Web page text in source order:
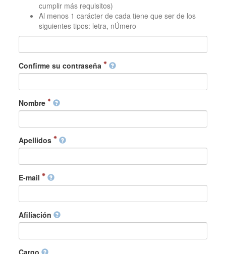
cumplir más requisitos)
Al menos 1 carácter de cada tiene que ser de los
siguientes tipos: letra, nÚmero
Confirme su contraseña
Nombre
Apellidos
E-mail
Afiliación
Cargo